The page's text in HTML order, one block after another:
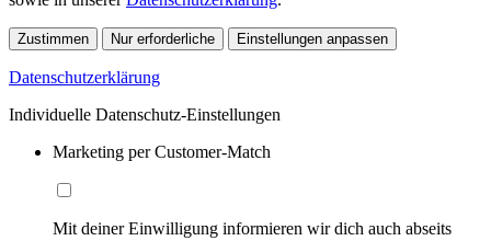
Zustimmen Nur erforderliche Einstellungen anpassen
Datenschutzerklärung
Individuelle Datenschutz-Einstellungen
Marketing per Customer-Match
Mit deiner Einwilligung informieren wir dich auch abseits